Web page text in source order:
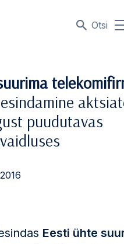
Otsi
esindamine
puudutavas
Eesti ühte